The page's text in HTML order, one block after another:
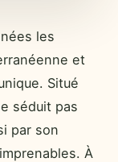
les
et
Situé
séduit pas
par son
À